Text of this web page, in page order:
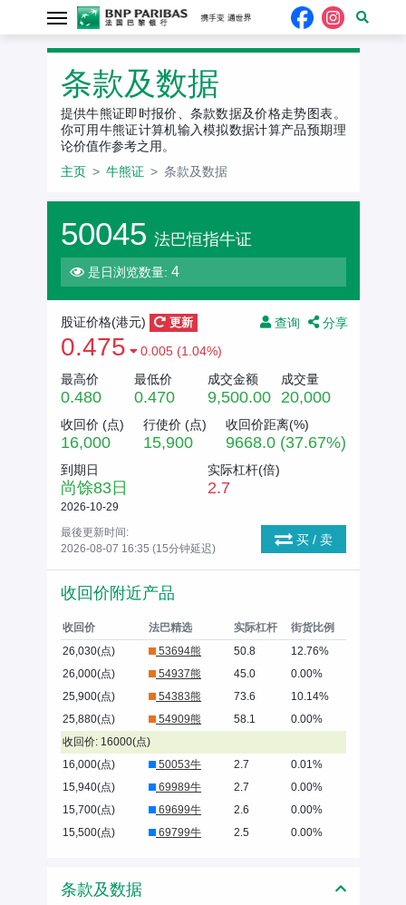
条款及数据
提供牛熊证即时报价、条款数据及价格走势图表。
你可用牛熊证计算机输入模拟数据计算产品预期理
论价值作参考之用。
主页
牛熊证 条款及数据
50045 法巴恒指牛证
是日浏览数量: 4
查询 分享
股证价格(港元) 更新
0.475
0.005 (1.04%)
最高价
0.480
最低价
0.470
成交金额
9,500.00
成交量
20,000
收回价 (点)
16,000
行使价 (点)
15,900
收回价距离(%)
9668.0 (37.67%)
到期日
尚馀83日
2026-10-29
实际杠杆(倍)
2.7
最後更新时间:
2026-08-07 16:35 (15分钟延迟)
买 / 卖
收回价附近产品
收回价 法巴精选 实际杠杆
街货比例
26,030(点)
53694熊 50.8
12.76%
26,000(点)
54937熊 45.0
0.00%
25,900(点)
54383熊 73.6
10.14%
25,880(点)
54909熊 58.1
0.00%
收回价: 16000(点)
16,000(点)
50053牛 2.7
0.01%
15,940(点)
69989牛 2.7
0.00%
15,700(点)
69699牛 2.6
0.00%
15,500(点)
69799牛 2.5 0.00%
条款及数据